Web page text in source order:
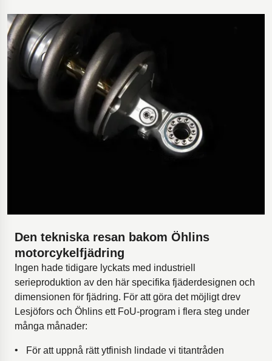
Den tekniska resan bakom Öhlins
motorcykelfjädring
Ingen hade tidigare lyckats med industriell
serieproduktion av den här specifika fjäderdesignen och
dimensionen för fjädring. För att göra det möjligt drev
Lesjöfors och Öhlins ett FoU-program i flera steg under
många månader:
För att uppnå rätt ytfinish lindade vi titantråden